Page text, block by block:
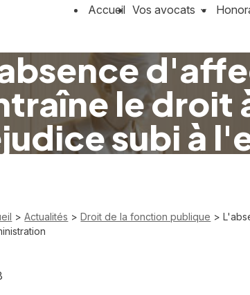
Accueil Vos avocats
le droit
subi à
>Actualités >Droit de la fonction publique >